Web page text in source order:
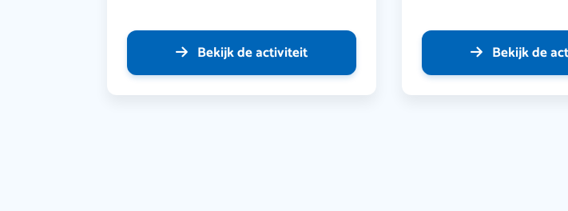
Bekijk de activiteit Bekijk de